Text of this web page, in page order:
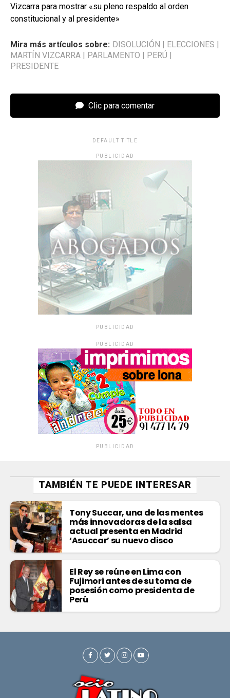
Vizcarra para mostrar «su pleno respaldo al orden
constitucional y al presidente»
Mira más artículos sobre: DISOLUCIÓN ELECCIONES
MARTÍN VIZCARRA
PARLAMENTO PERÚ
PRESIDENTE
Clic para comentar
DEFAULT TITLE
PUBLICIDAD
PUBLICIDAD
PUBLICIDAD
PUBLICIDAD
TAMBIÉN TE PUEDE INTERESAR
Tony Succar, una de las mentes
más innovadoras de la salsa
actual presenta en Madrid
‘Asuccar’ su nuevo disco
El Rey se reúne en Lima con
Fujimori antes de su toma de
posesión como presidenta de
Perú